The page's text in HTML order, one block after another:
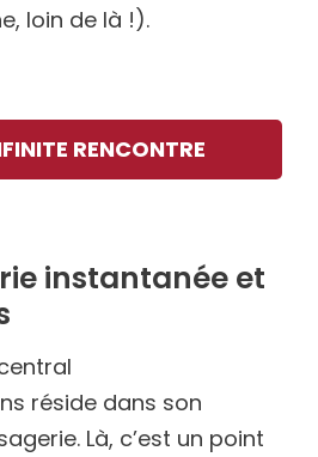
loin de là !).
RENCONTRE
instantanée et
réside dans son
Là, c’est un point